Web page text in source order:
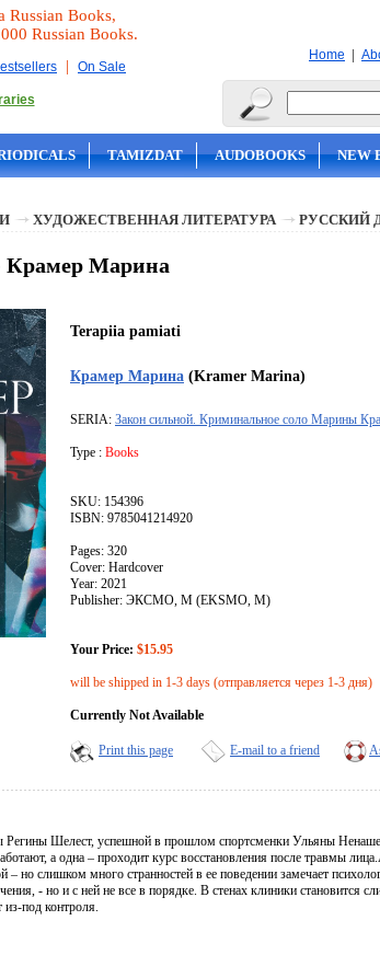
Russian Books,
Russian Books.
| On Sale
Home |
TAMIZDAT AUDOBOOKS NEW
ХУДОЖЕСТВЕННАЯ ЛИТЕРАТУРА РУССКИЙ
Крамер Марина
Terapiia pamiati
Крамер Марина (Kramer Marina)
SERIA: Закон сильной. Криминальное соло Марины
Type : Books
SKU: 154396
ISBN: 9785041214920
Pages: 320
Cover: Hardcover
Year: 2021
Publisher: ЭКСМО, М (EKSMO, M)
Your Price: $15.95
will be shipped in 1-3 days (отправляется через 1-3 дня)
Currently Not Available
Print this page E-mail to a friend
Регины Шелест, успешной в прошлом спортсменки Ульяны
а одна – проходит курс восстановления после травмы
– но слишком много странностей в ее поведении замечает
- но и с ней не все в порядке. В стенах клиники становится
под контроля.